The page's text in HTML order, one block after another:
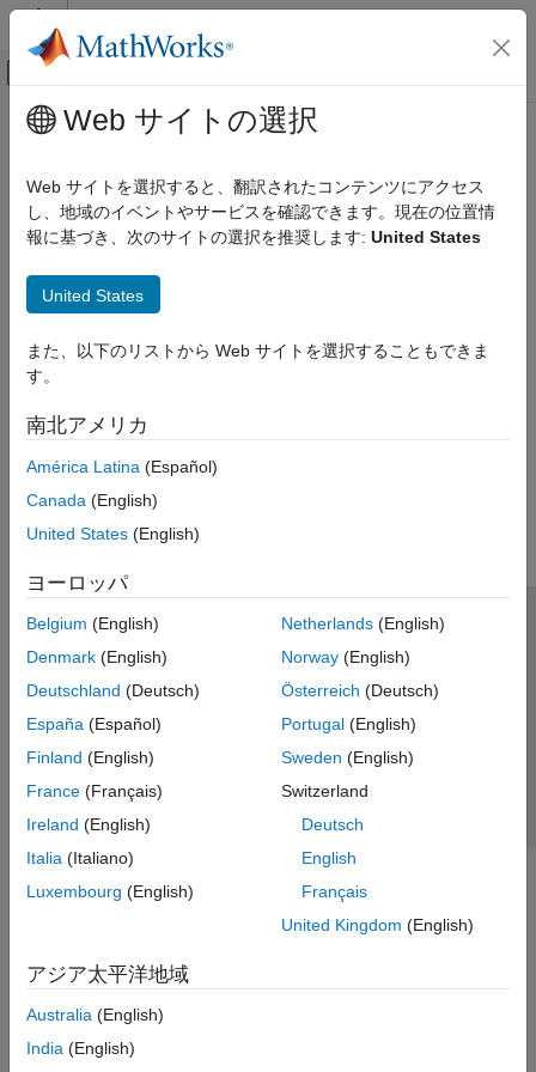
コンテンツへスキップ
オフキャンバス ナビゲーション メ
ドキュメンテーションのホーム
メインコンテンツ
How useful was this information?
Web サイトの選択
Web サイトを選択すると、翻訳されたコンテンツにアクセス
し、地域のイベントやサービスを確認できます。現在の位置情
報に基づき、次のサイトの選択を推奨します: United States
United States
また、以下のリストから Web サイトを選択することもできま
す。
南北アメリカ
América Latina (Español)
Canada (English)
United States (English)
ヨーロッパ
Belgium (English)
Denmark (English)
Deutschland (Deutsch)
España (Español)
Finland (English)
France (Français)
Ireland (English)
Italia (Italiano)
Luxembourg (English)
Netherlands(English)
Norway(English)
Österreich (Deutsch)
Portugal(English)
Sweden (English)
Switzerland
Deutsch
English
Français
United Kingdom (English)
アジア太平洋地域
Australia (English)
India (English)
トラストセンター
プライバシー ポリシー
違法コピー防止
アプリケーション ステータス
© 1994-2026 The MathWorks, Inc.